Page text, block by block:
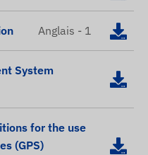
Anglais - 1
System
for the use
(GPS)